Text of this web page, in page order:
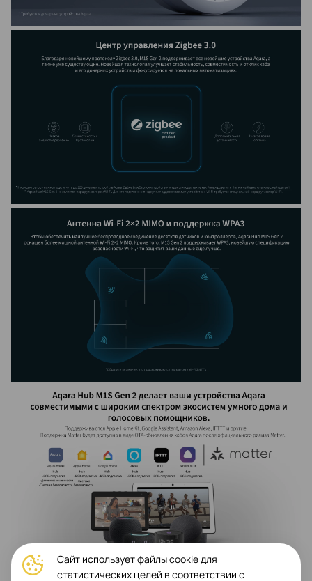
Сайт использует файлы cookie для
статистических целей в соответствии с